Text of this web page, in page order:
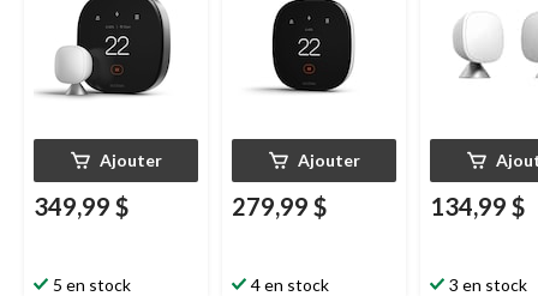
Ajouter
349,99 $
5 en stock
Ajouter
279,99 $
4 en stock
134,99 $
3 en stock